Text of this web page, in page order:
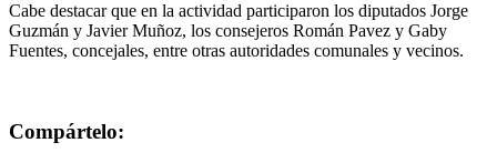
Cabe destacar que en la actividad participaron los diputados Jorge
Guzmán y Javier Muñoz, los consejeros Román Pavez y Gaby
Fuentes, concejales, entre otras autoridades comunales y vecinos.
Compártelo: